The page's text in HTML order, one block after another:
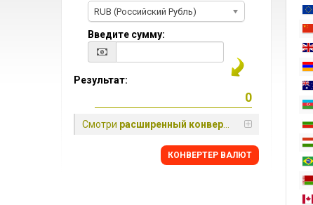
RUB (Российский Рубль)
Введите сумму:
Результат:
Смотри расширенный конвертер
КОНВЕРТЕР ВАЛЮТ